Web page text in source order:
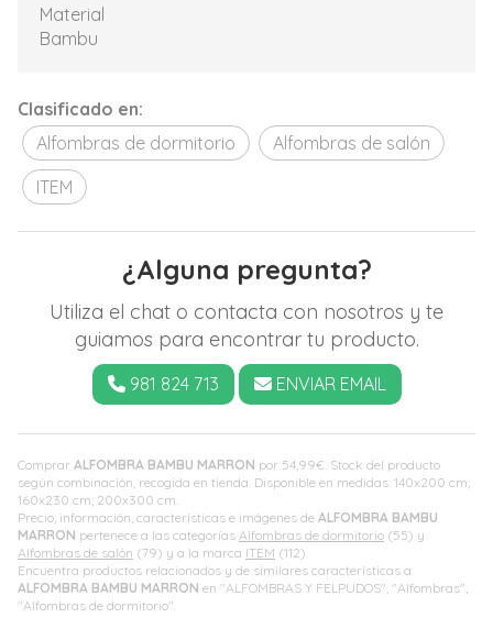
Comprar ALFOMBRA BAMBU MARRON por 54,99€ . Stock del producto
según combinación, recogida en tienda. Disponible en medidas: 140x200 cm;
160x230 cm; 200x300 cm.
Precio, información, características e imágenes de ALFOMBRA BAMBU
MARRON pertenece a las categorías Alfombras de dormitorio (55) y
Alfombras de salón (79) y a la marca ITEM (112).
Encuentra productos relacionados y de similares características a
ALFOMBRA BAMBU MARRON en "ALFOMBRAS Y FELPUDOS", "Alfombras",
"Alfombras de dormitorio".
Material
Bambu
Clasificado en:
Alfombras de dormitorio
Alfombras de salón
ITEM
¿Alguna pregunta?
Utiliza el chat o contacta con nosotros y te
guiamos para encontrar tu producto.
981 824 713 ENVIAR EMAIL